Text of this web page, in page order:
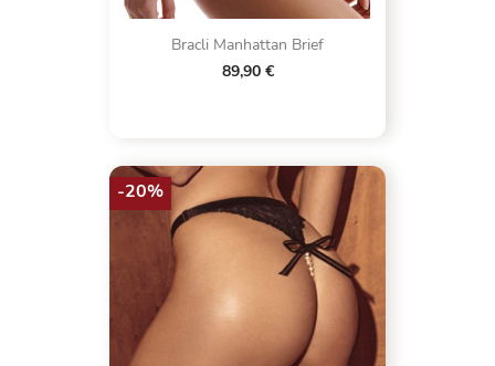
Bracli Manhattan Brief
89,90 €
-20%